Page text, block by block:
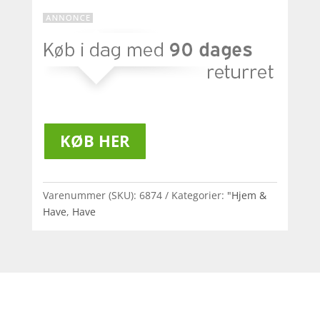
KØB HER
Varenummer (SKU): 6874 Kategorier: "Hjem &
Have, Have